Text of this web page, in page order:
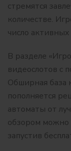
стремятся
количестве.
число
В разделе
видеослотов с
Обширная база
пополняется
автоматы от
обзором можно
запустив